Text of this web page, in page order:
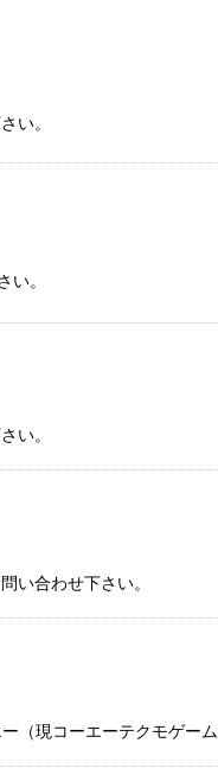
絞り込む
い。
。
い。
い合わせ下さい。
（現コーエーテクモゲー